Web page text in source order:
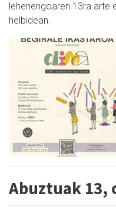
lehenengoaren 13ra arte
helbidean.
Abuztuak 13,